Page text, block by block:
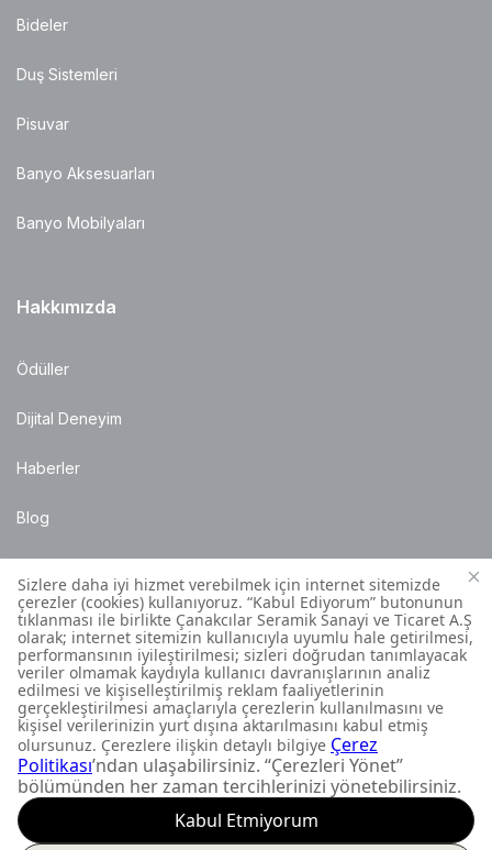
Bideler
Duş Sistemleri
Pisuvar
Banyo Aksesuarları
Banyo Mobilyaları
Hakkımızda
Ödüller
Dijital Deneyim
Haberler
Blog
Satış Noktaları
Montaj Bilgileri
Müşteri İletişim Merkezi